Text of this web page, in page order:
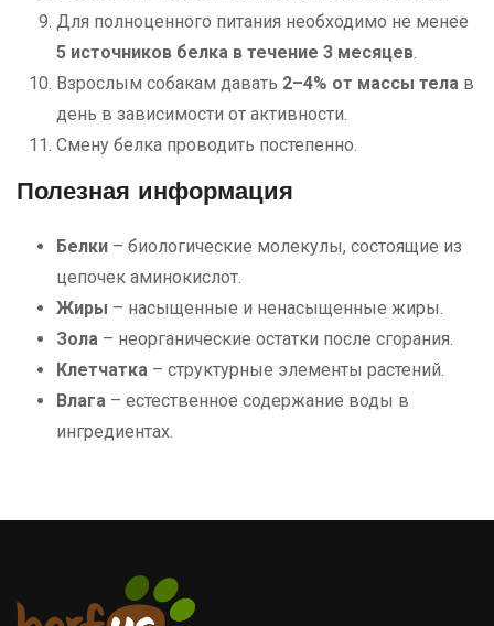
Для полноценного питания необходимо не менее
5 источников белка в течение 3 месяцев.
Взрослым собакам давать 2–4% от массы тела в
день в зависимости от активности.
Смену белка проводить постепенно.
Полезная информация
Белки – биологические молекулы, состоящие из
цепочек аминокислот.
Жиры – насыщенные и ненасыщенные жиры.
Зола – неорганические остатки после сгорания.
Клетчатка – структурные элементы растений.
Влага – естественное содержание воды в
ингредиентах.